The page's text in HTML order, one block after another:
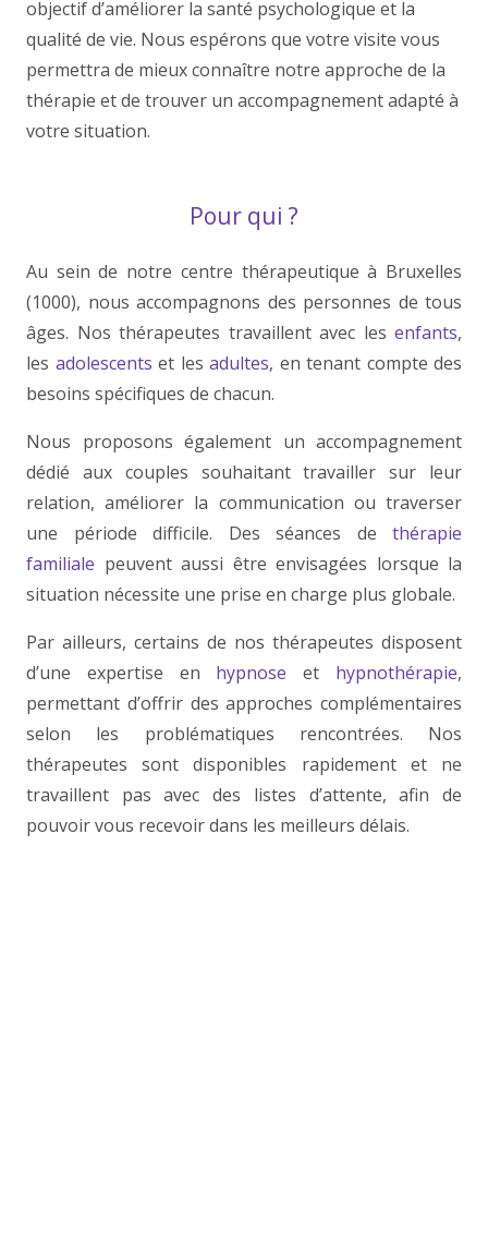
objectif d’améliorer la santé psychologique et la
qualité de vie. Nous espérons que votre visite vous
permettra de mieux connaître notre approche de la
thérapie et de trouver un accompagnement adapté à
votre situation.
Pour qui ?
Au sein de notre centre thérapeutique à Bruxelles
(1000), nous accompagnons des personnes de tous
âges. Nos thérapeutes travaillent avec les enfants,
les adolescents et les adultes, en tenant compte des
besoins spécifiques de chacun.
Nous proposons également un accompagnement
dédié aux couples souhaitant travailler sur leur
relation, améliorer la communication ou traverser
une période difficile. Des séances de thérapie
familiale peuvent aussi être envisagées lorsque la
situation nécessite une prise en charge plus globale.
Par ailleurs, certains de nos thérapeutes disposent
d’une expertise en hypnose et hypnothérapie,
permettant d’offrir des approches complémentaires
selon les problématiques rencontrées. Nos
thérapeutes sont disponibles rapidement et ne
travaillent pas avec des listes d’attente, afin de
pouvoir vous recevoir dans les meilleurs délais.